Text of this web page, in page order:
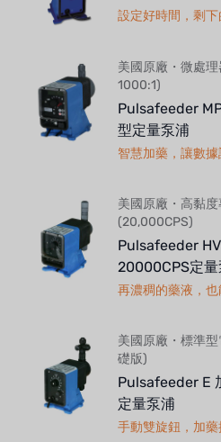
設定好時間，剩
美國原廠・微處
1000:1)
Pulsafeeder
型定量泵浦
智慧加藥，讓數
美國原廠・高黏
(20,000CPS)
Pulsafeeder
20000CPS定量
再濃稠的藥液，
美國原廠・標準
礎版)
Pulsafeeder E
定量泵浦
手動雙旋鈕，加